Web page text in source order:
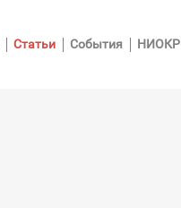
Статьи События НИОКР